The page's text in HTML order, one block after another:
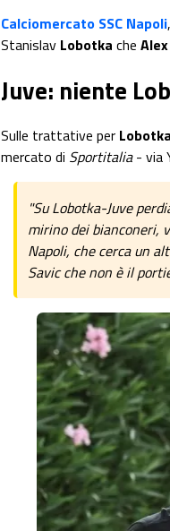
Calciomercato SSC Napoli
Stanislav Lobotka che
Juve: niente
Sulle trattative per Lobotka
mercato di Sportitalia- via
"Su Lobotka-Juve
mirino dei bianconeri,
Napoli, che cerca un
Savic che non è il